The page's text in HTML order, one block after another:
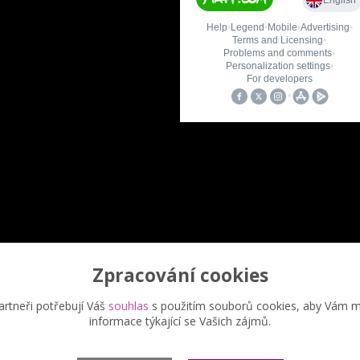
Zpracování cookies
potřebují Váš souhlas s použitím souborů cookies, aby Vám
informace týkající se Vašich zájmů.